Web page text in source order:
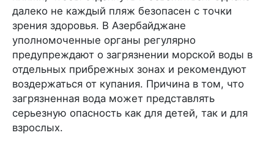
далеко не каждый пляж безопасен с точки
зрения здоровья. В Азербайджане
уполномоченные органы регулярно
предупреждают о загрязнении морской воды в
отдельных прибрежных зонах и рекомендуют
воздержаться от купания. Причина в том, что
загрязненная вода может представлять
серьезную опасность как для детей, так и для
взрослых.